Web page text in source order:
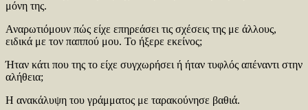
μόνη της.
Αναρωτιόμουν πώς είχε επηρεάσει τις σχέσεις της με άλλους,
ειδικά με τον παππού μου. Το ήξερε εκείνος;
Ήταν κάτι που της το είχε συγχωρήσει ή ήταν τυφλός απέναντι στην
αλήθεια;
Η ανακάλυψη του γράμματος με ταρακούνησε βαθιά.